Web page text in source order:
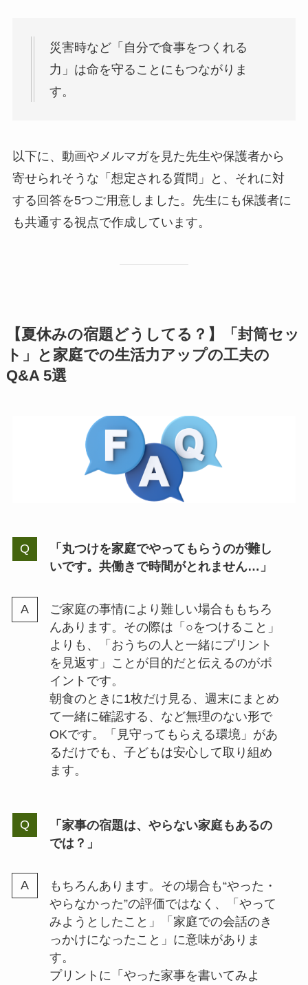
災害時など「自分で食事をつくれる
力」は命を守ることにもつながりま
す。
以下に、動画やメルマガを見た先生や保護者から
寄せられそうな「想定される質問」と、それに対
する回答を5つご用意しました。先生にも保護者に
も共通する視点で作成しています。
【夏休みの宿題どうしてる？】「封筒セッ
ト」と家庭での生活力アップの工夫の
Q&A 5選
「丸つけを家庭でやってもらうのが難し
いです。共働きで時間がとれません…」
ご家庭の事情により難しい場合ももちろ
んあります。その際は「○をつけること」
よりも、「おうちの人と一緒にプリント
を見返す」ことが目的だと伝えるのがポ
イントです。
朝食のときに1枚だけ見る、週末にまとめ
て一緒に確認する、など無理のない形で
OKです。「見守ってもらえる環境」があ
るだけでも、子どもは安心して取り組め
ます。
「家事の宿題は、やらない家庭もあるの
では？」
もちろんあります。その場合も“やった・
やらなかった”の評価ではなく、「やって
みようとしたこと」「家庭での会話のき
っかけになったこと」に意味がありま
す。
プリントに「やった家事を書いてみよ